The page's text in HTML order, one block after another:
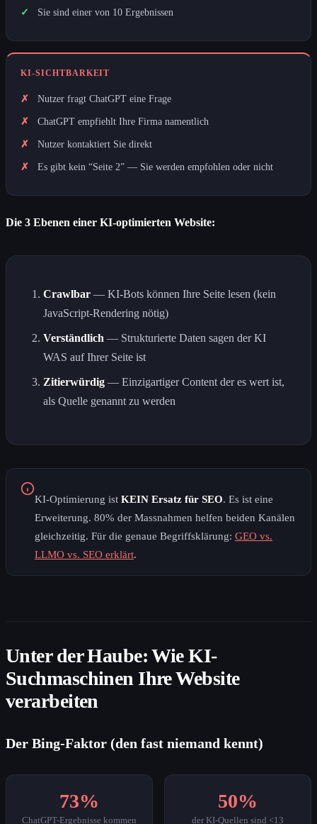
Sie sind einer von 10 Ergebnissen
KI-SICHTBARKEIT
Nutzer fragt ChatGPT eine Frage
ChatGPT empfiehlt Ihre Firma namentlich
Nutzer kontaktiert Sie direkt
Es gibt kein “Seite 2” — Sie werden empfohlen oder nicht
Die 3 Ebenen einer KI-optimierten Website:
Crawlbar — KI-Bots können Ihre Seite lesen (kein
JavaScript-Rendering nötig)
Verständlich — Strukturierte Daten sagen der KI
WAS auf Ihrer Seite ist
Zitierwürdig — Einzigartiger Content der es wert ist,
als Quelle genannt zu werden
KI-Optimierung ist KEIN Ersatz für SEO. Es ist eine
Erweiterung. 80% der Massnahmen helfen beiden Kanälen
gleichzeitig. Für die genaue Begriffsklärung: GEO vs.
LLMO vs. SEO erklärt.
Unter der Haube: Wie KI-
Suchmaschinen Ihre Website
verarbeiten
Der Bing-Faktor (den fast niemand kennt)
73%
ChatGPT-Ergebnisse kommen
50%
der KI-Quellen sind <13